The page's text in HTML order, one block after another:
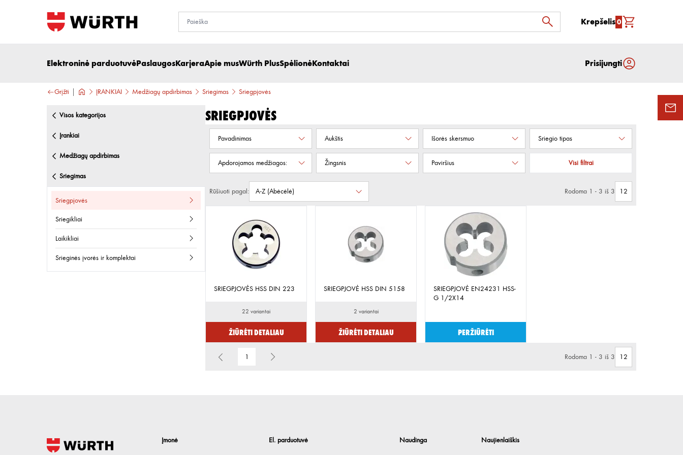
Krepšelis0
Elektroninė parduotuvėPaslaugosKarjeraApie musWürth PlusSpėlionėKontaktai Prisijungti
Grįžti ĮRANKIAI Medžiagų apdirbimas Sriegimas Sriegpjovės
visos kategorijos
įrankiai
medžiagų apdirbimas
sriegimas
sriegpjovės
sriegikliai
laikikliai
srieginės įvorės ir komplektai
Sriegpjovės
Pavadinimas Aukštis Išorės skersmuo Sriegio tipas
Apdorojamos medžiagos: Žingsnis Paviršius Visi filtrai
Rūšiuoti pagal: Rodoma 1 - 3 iš 3
SRIEGPJOVĖS HSS DIN 223
22 variantai
Žiūrėti detaliau
SRIEGPJOVĖ HSS DIN 5158
2 variantai
Žiūrėti detaliau
SRIEGPJOVĖ EN24231 HSS-
G 1/2X14
Peržiūrėti
1 Rodoma 1 - 3 iš 3
Įmonė El. parduotuvė Naudinga Naujienlaiškis